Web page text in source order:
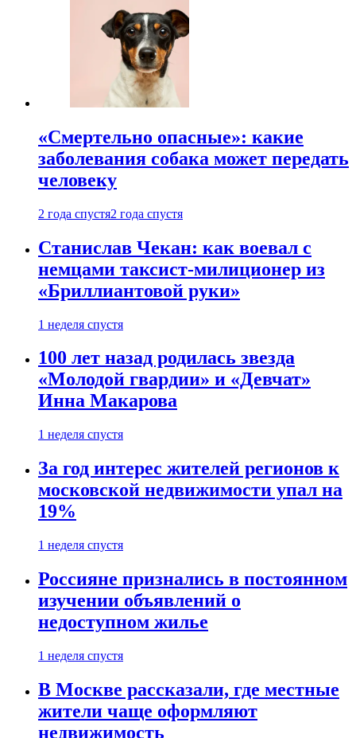
«Смертельно опасные»: какие
заболевания собака может передать
человеку
2 года спустя2 года спустя
Станислав Чекан: как воевал с
немцами таксист-милиционер из
«Бриллиантовой руки»
1 неделя спустя
100 лет назад родилась звезда
«Молодой гвардии» и «Девчат»
Инна Макарова
1 неделя спустя
За год интерес жителей регионов к
московской недвижимости упал на
19%
1 неделя спустя
Россияне признались в постоянном
изучении объявлений о
недоступном жилье
1 неделя спустя
В Москве рассказали, где местные
жители чаще оформляют
недвижимость